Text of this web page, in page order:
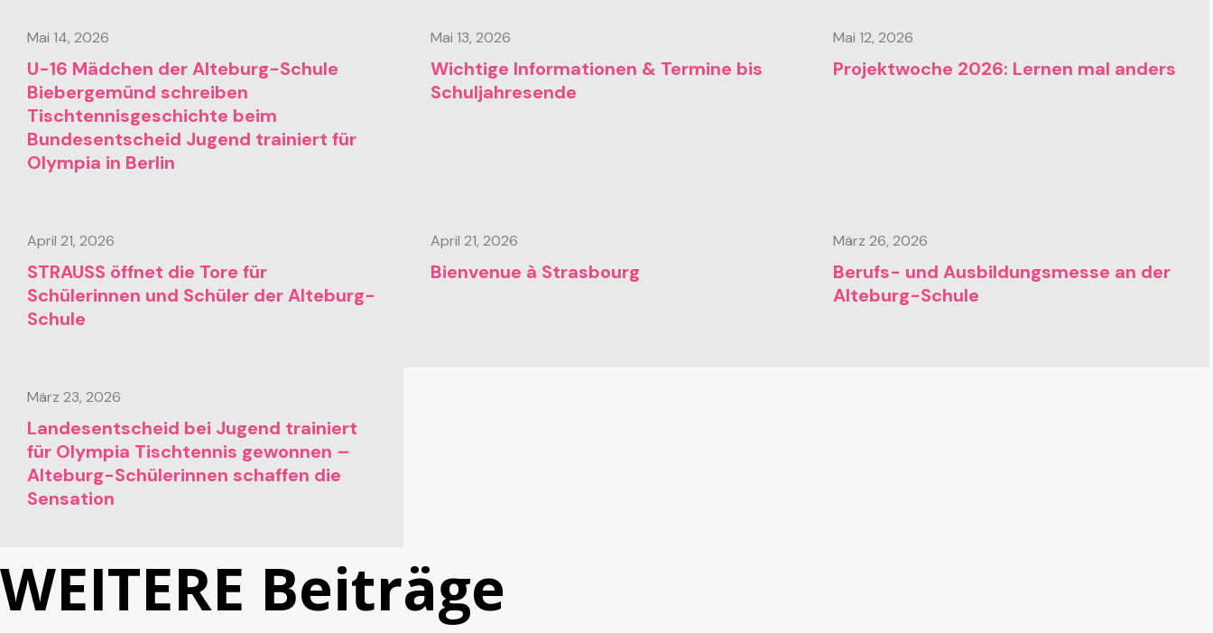
Mai 14, 2026
U-16 Mädchen der Alteburg-Schule
Biebergemünd schreiben
Tischtennisgeschichte beim
Bundesentscheid Jugend trainiert für
Olympia in Berlin
Mai 13, 2026
Wichtige Informationen & Termine bis
Schuljahresende
Mai 12, 2026
Projektwoche 2026: Lernen mal anders
April 21, 2026
STRAUSS öffnet die Tore für
Schülerinnen und Schüler der Alteburg-
Schule
April 21, 2026
Bienvenue à Strasbourg
März 26, 2026
Berufs- und Ausbildungsmesse an der
Alteburg-Schule
März 23, 2026
Landesentscheid bei Jugend trainiert
für Olympia Tischtennis gewonnen –
Alteburg-Schülerinnen schaffen die
Sensation
WEITERE Beiträge